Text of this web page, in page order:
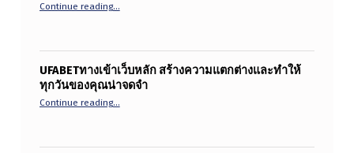
Continue reading…
UFABETทางเข้าเว็บหลัก สร้างความแตกต่างและทำให้
ทุกวันของคุณน่าจดจำ
Continue reading…